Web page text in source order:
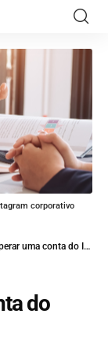
corporativo
do Instagram criada por um colaborador
do